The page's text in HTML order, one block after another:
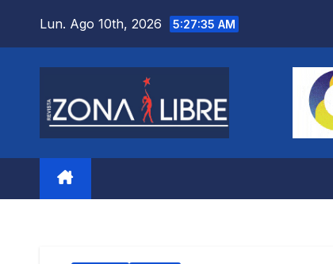
Lun. Ago 10th, 2026 5:27:37 AM